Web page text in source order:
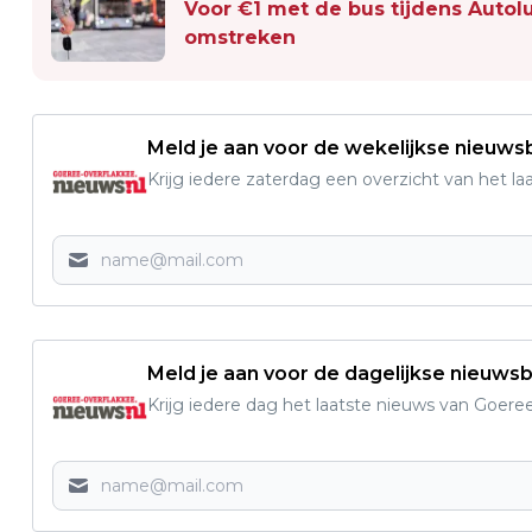
Voor €1 met de bus tijdens
omstreken
Meld je aan voor de wekelijkse
Krijg iedere zaterdag een overzicht van het
Meld je aan voor de dagelijkse
Krijg iedere dag het laatste nieuws van